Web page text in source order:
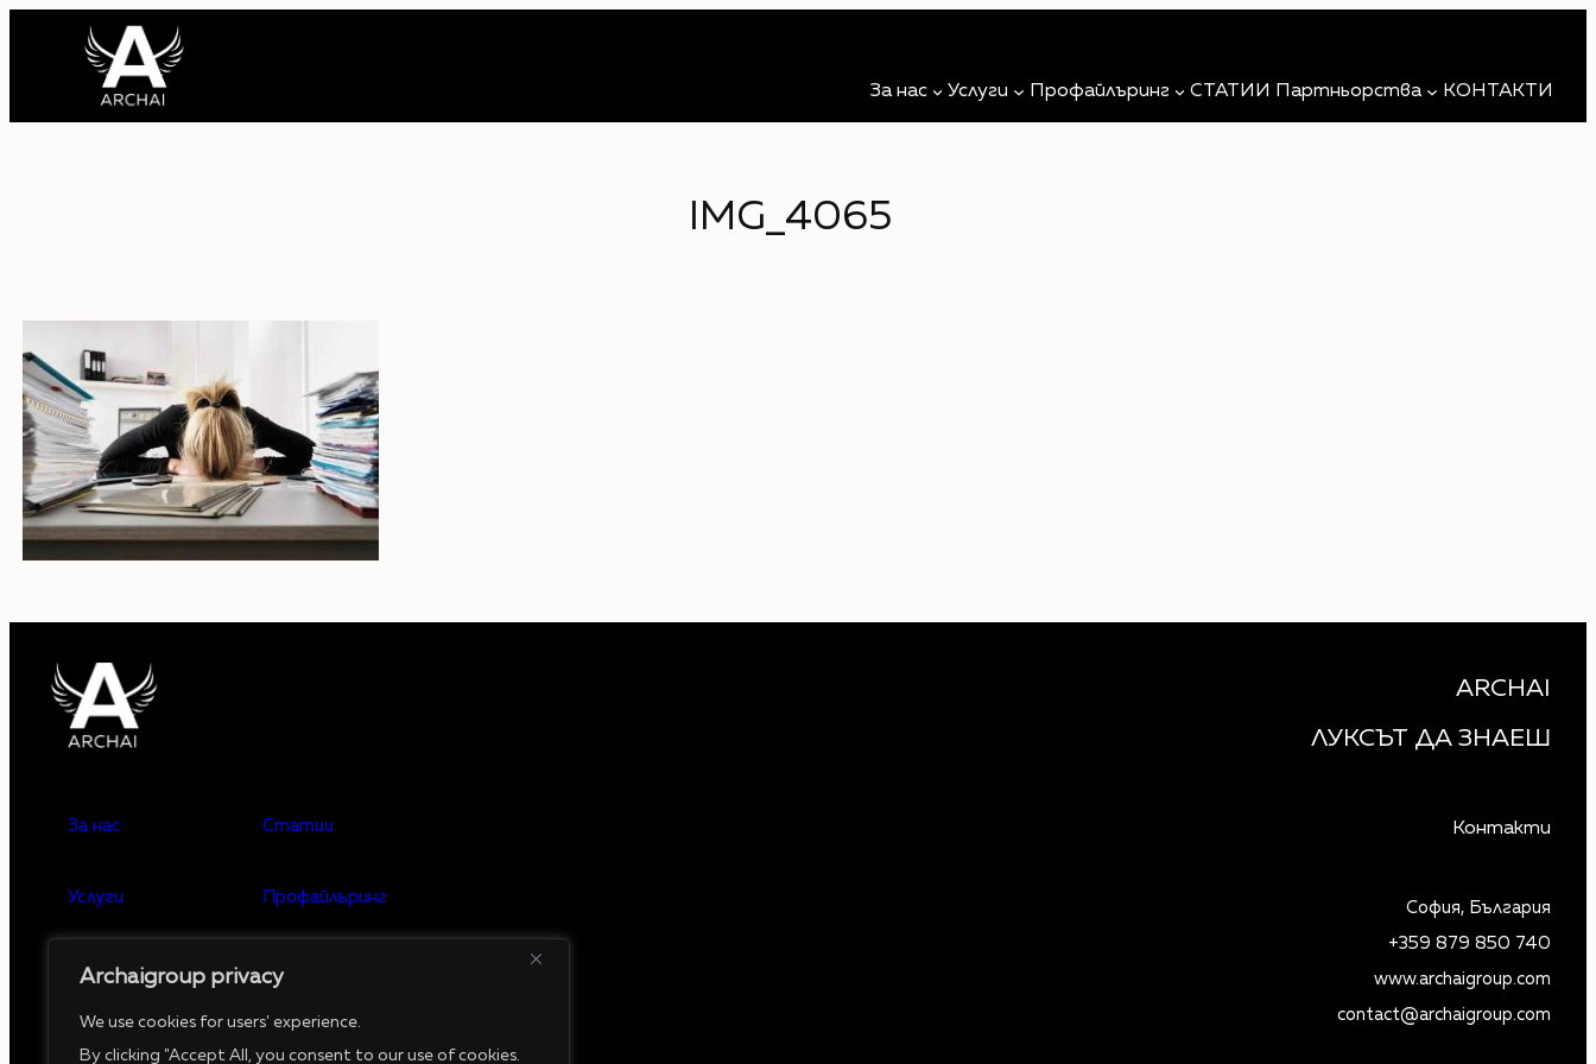
Archaigroup privacy
We use cookies for users' experience.
By clicking "Accept All, you consent to our use of cookies.
За нас Услуги Профайлъринг СТАТИИ Партньорства КОНТАКТИ
IMG_4065
ARCHAI
ЛУКСЪТ ДА ЗНАЕШ
За нас
Услуги
Предстоящи събития
Статии
Профайлъринг
Минали събития
Контакти
София, България
+359 879 850 740
www.archaigroup.com
contact@archaigroup.com